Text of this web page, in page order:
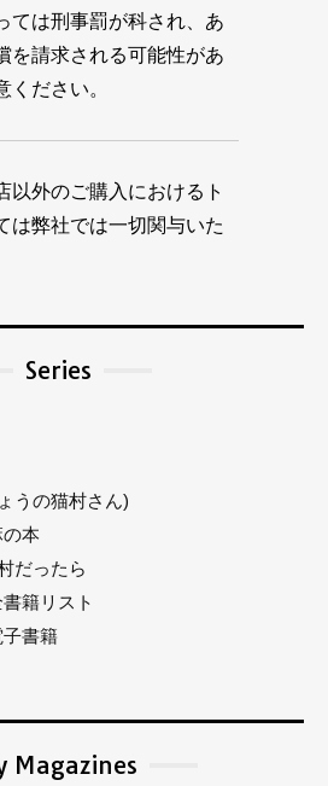
ては刑事罰が科され、あ
を請求される可能性があ
ください。
以外のご購入におけるト
は弊社では一切関与いた
Series
うの猫村さん)
本
だったら
籍リスト
書籍
Magazines